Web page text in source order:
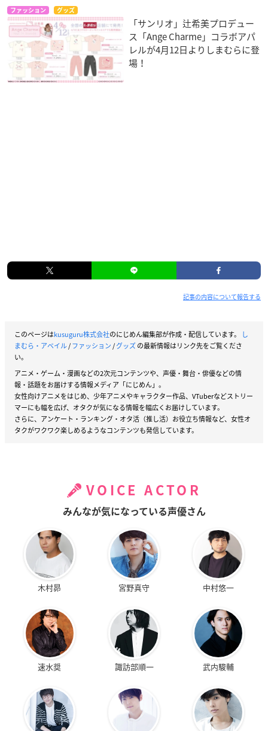
ファッション グッズ
「サンリオ」辻希美プロデュー
ス「Ange Charme」コラボアパ
レルが4月12日よりしまむらに登
場！
記事の内容について報告する
このページはkusuguru株式会社のにじめん編集部が作成・配信しています。
し
まむら・アベイル/ファッション/グッズの最新情報はリンク先をご覧くださ
い。
アニメ・ゲーム・漫画などの2次元コンテンツや、声優・舞台・俳優などの情
報・話題をお届けする情報メディア「にじめん」。
女性向けアニメをはじめ、少年アニメやキャラクター作品、VTuberなどストリー
マーにも幅を広げ、オタクが気になる情報を幅広くお届けしています。
さらに、アンケート・ランキング・オタ活（推し活）お役立ち情報など、女性オ
タクがワクワク楽しめるようなコンテンツも発信しています。
VOICE ACTOR
みんなが気になっている声優さん
木村昴 宮野真守 中村悠一
速水奨 諏訪部順一 武内駿輔